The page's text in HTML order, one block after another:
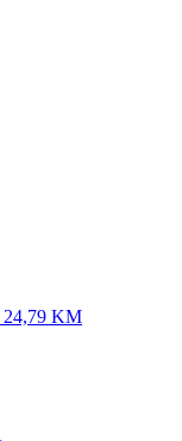
24,79 KM